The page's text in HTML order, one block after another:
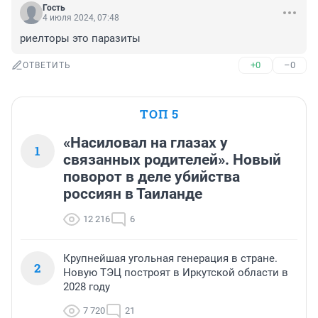
Гость
4 июля 2024, 07:48
риелторы это паразиты
ОТВЕТИТЬ +0 –0
ТОП 5
1
«Насиловал на глазах у
связанных родителей». Новый
поворот в деле убийства
россиян в Таиланде
12 216 6
2
Крупнейшая угольная генерация в стране.
Новую ТЭЦ построят в Иркутской области в
2028 году
7 720 21